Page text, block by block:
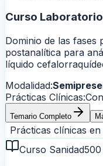
Curso
Dominio de las fases
postanalítica para
líquido
Modalidad:
Prácticas Clínicas:
Temario Completo
Prácticas clínicas en
Curso Sanidad